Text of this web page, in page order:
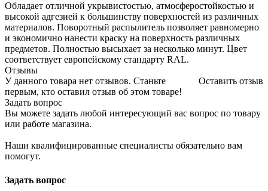
Обладает отличной укрывистостью, атмосферостойкостью и
высокой адгезией к большинству поверхностей из различных
материалов. Поворотный распылитель позволяет равномерно
и экономично нанести краску на поверхность различных
предметов. Полностью высыхает за несколько минут. Цвет
соответствует европейскому стандарту RAL.
Отзывы
Оставить отзыв
У данного товара нет отзывов. Станьте
первым, кто оставил отзыв об этом товаре!
Задать вопрос
Вы можете задать любой интересующий вас вопрос по товару
или работе магазина.
Наши квалифицированные специалисты обязательно вам
помогут.
Задать вопрос